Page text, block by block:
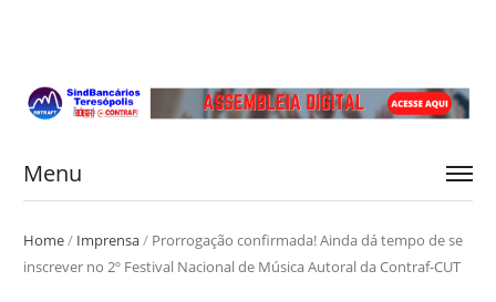
Menu
Home/ Imprensa/ Prorrogação confirmada! Ainda dá tempo de se
inscrever no 2º Festival Nacional de Música Autoral da Contraf-CUT